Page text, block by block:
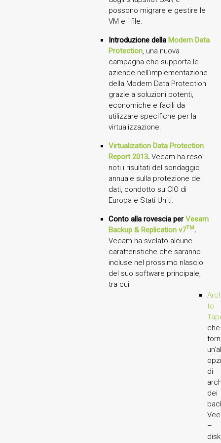
possono migrare e gestire le
VM e i file.
Introduzione della Modern Data
Protection, una nuova
campagna che supporta le
aziende nell’implementazione
della Modern Data Protection
grazie a soluzioni potenti,
economiche e facili da
utilizzare specifiche per la
virtualizzazione.
Virtualization Data Protection
Report 2013. Veeam ha reso
noti i risultati del sondaggio
annuale sulla protezione dei
dati, condotto su CIO di
Europa e Stati Uniti.
Conto alla rovescia perVeeam
Backup & Replication v7TM.
Veeam ha svelato alcune
caratteristiche che saranno
incluse nel prossimo rilascio
del suo software principale,
tra cui:
to
che
di
dei
–